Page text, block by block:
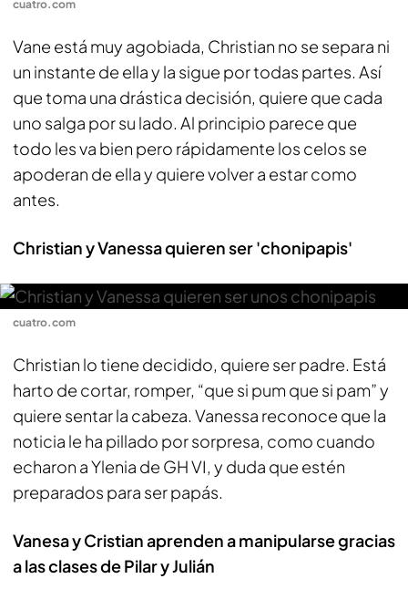
cuatro.com
Vane está muy agobiada, Christian no se separa ni
un instante de ella y la sigue por todas partes. Así
que toma una drástica decisión, quiere que cada
uno salga por su lado. Al principio parece que
todo les va bien pero rápidamente los celos se
apoderan de ella y quiere volver a estar como
antes.
Christian y Vanessa quieren ser 'chonipapis'
cuatro.com
Christian lo tiene decidido, quiere ser padre. Está
harto de cortar, romper, “que si pum que si pam” y
quiere sentar la cabeza. Vanessa reconoce que la
noticia le ha pillado por sorpresa, como cuando
echaron a Ylenia de GH VI, y duda que estén
preparados para ser papás.
Vanesa y Cristian aprenden a manipularse gracias
a las clases de Pilar y Julián